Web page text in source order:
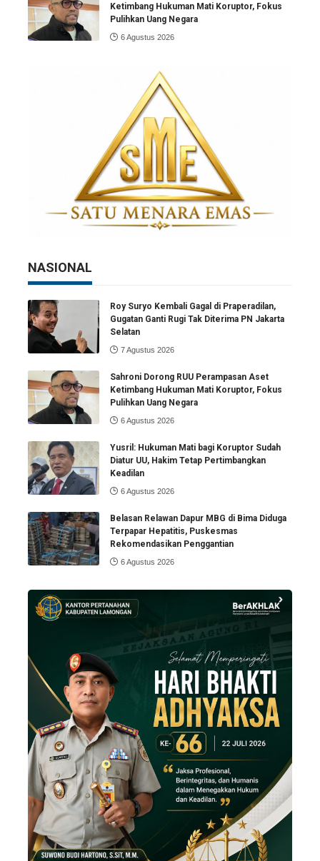
Ketimbang Hukuman Mati Koruptor, Fokus
Pulihkan Uang Negara
6 Agustus 2026
NASIONAL
Roy Suryo Kembali Gagal di Praperadilan,
Gugatan Ganti Rugi Tak Diterima PN Jakarta
Selatan
7 Agustus 2026
Sahroni Dorong RUU Perampasan Aset
Ketimbang Hukuman Mati Koruptor, Fokus
Pulihkan Uang Negara
6 Agustus 2026
Yusril: Hukuman Mati bagi Koruptor Sudah
Diatur UU, Hakim Tetap Pertimbangkan
Keadilan
6 Agustus 2026
Belasan Relawan Dapur MBG di Bima Diduga
Terpapar Hepatitis, Puskesmas
Rekomendasikan Penggantian
6 Agustus 2026